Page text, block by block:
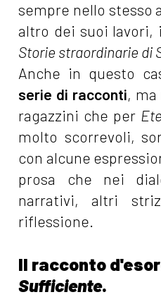
sempre nello stesso
altro dei suoi lavori,
Storie straordinarie di
Anche in questo
serie di racconti,
ragazzini che per
molto scorrevoli,
con alcune
prosa che nei
narrativi, altri
riflessione.
Il racconto
Sufficiente.